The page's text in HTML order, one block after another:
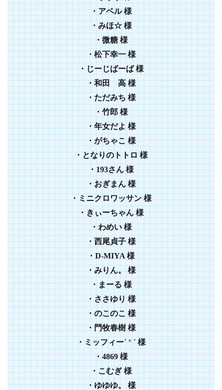
・アベル様
・みほ☆様
・微糖 様
・ 松下幸一 様
・じーじばーば 様
・和田 高様
・ただみち様
・竹郎様
・年女だよ 様
・がちゃこ 様
・となりのトトロ 様
・193さん 様
・おぎまん 様
・ミニクロワッサン 様
・きぃーちゃん 様
・わめい 様
・西尾貞子 様
・D-MIYA 様
・みりん。 様
・まーる 様
・ささゆり 様
・のこのこ 様
・門牧春樹 様
・ミッフィー˙ ˟ ˙ 様
・4869 様
・こむぎ 様
・ゆゆゆ。 様